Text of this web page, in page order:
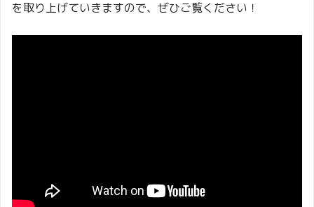
を取り上げていきますので、ぜひご覧ください！